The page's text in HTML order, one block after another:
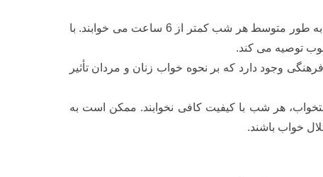
یک نظرسنجی در سال 2012 نشان داد که تقریباً یک سوم (29.2٪) مردان به طور متوسط ​​هر شب کمتر از 6 ساعت می خوابند. با
توصیه می کند.
وجود دارد که بر نحوه خواب زنان و مردان تأثیر
هر شب با کیفیت کافی نخوابند. ممکن است به
خواب باشند.